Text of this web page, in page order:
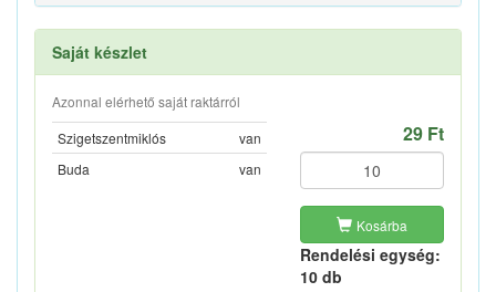
Saját készlet
Azonnal elérhető saját raktárról
Szigetszentmiklós
van
Buda
van
29 Ft
Kosárba
Rendelési egység:
10 db